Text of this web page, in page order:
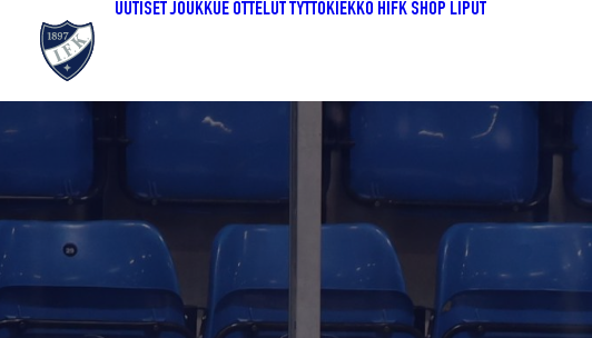
UUTISETJOUKKUE OTTELUTTYTTÖKIEKKO HIFK SHOP LIPUT